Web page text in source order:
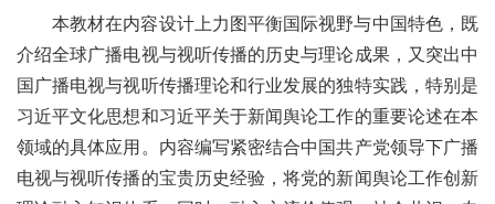
本教材在内容设计上力图平衡国际视野与中国特色，既
介绍全球广播电视与视听传播的历史与理论成果，又突出中
国广播电视与视听传播理论和行业发展的独特实践，特别是
习近平文化思想和习近平关于新闻舆论工作的重要论述在本
领域的具体应用。内容编写紧密结合中国共产党领导下广播
电视与视听传播的宝贵历史经验，将党的新闻舆论工作创新